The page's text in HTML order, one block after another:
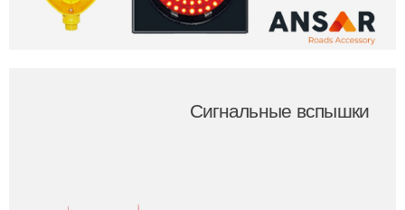
Сигнальные вспышки